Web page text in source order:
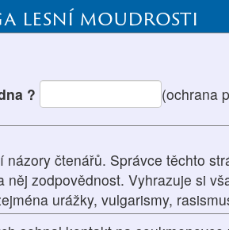
lesní moudrosti
? (ochrana
názory čtenářů. Správce těchto
něj zodpovědnost. Vyhrazuje si
urážky, vulgarismy,